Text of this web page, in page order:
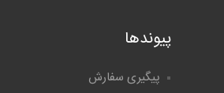
پیوندها
پیگیری سفارش